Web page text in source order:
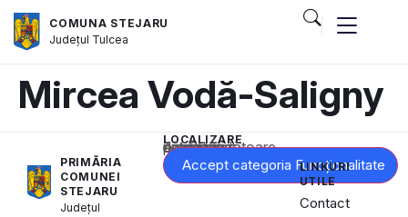
COMUNA STEJARU
Județul Tulcea
Mircea Vodă-Saligny
PRIMĂRIA
COMUNEI
STEJARU
Județul
LOCALIZARE
Acest conținut este blocat până când acceptați categoria corespunzătoare de cookie-uri.
Accept categoria Funcționalitate
LINKURI
UTILE
Contact